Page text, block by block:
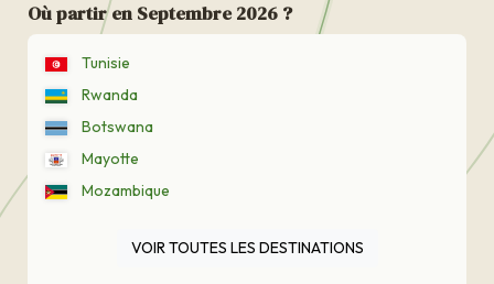
Où partir en Septembre 2026 ?
Tunisie
Rwanda
Botswana
Mayotte
Mozambique
VOIR TOUTES LES DESTINATIONS